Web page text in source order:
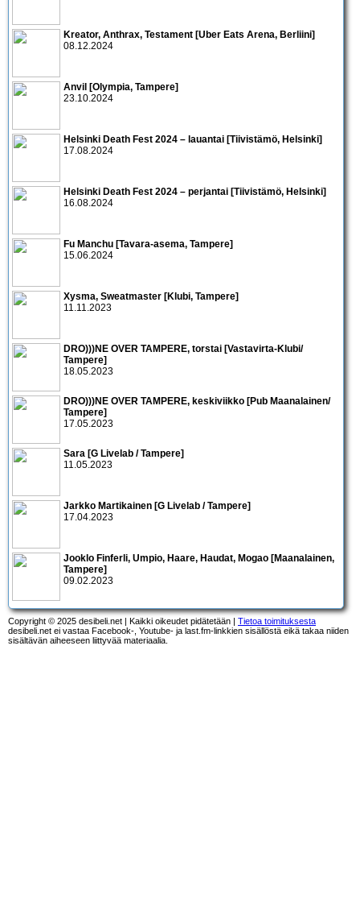
Kreator, Anthrax, Testament [Uber Eats Arena, Berliini]
08.12.2024
Anvil [Olympia, Tampere]
23.10.2024
Helsinki Death Fest 2024 – lauantai [Tiivistämö, Helsinki]
17.08.2024
Helsinki Death Fest 2024 – perjantai [Tiivistämö, Helsinki]
16.08.2024
Fu Manchu [Tavara-asema, Tampere]
15.06.2024
Xysma, Sweatmaster [Klubi, Tampere]
11.11.2023
DRO)))NE OVER TAMPERE, torstai [Vastavirta-Klubi/
Tampere]
18.05.2023
DRO)))NE OVER TAMPERE, keskiviikko [Pub Maanalainen/
Tampere]
17.05.2023
Sara [G Livelab / Tampere]
11.05.2023
Jarkko Martikainen [G Livelab / Tampere]
17.04.2023
Jooklo Finferli, Umpio, Haare, Haudat, Mogao [Maanalainen,
Tampere]
09.02.2023
Copyright © 2025 desibeli.net | Kaikki oikeudet pidätetään | Tietoa toimituksesta
desibeli.net ei vastaa Facebook-, Youtube- ja last.fm-linkkien sisällöstä eikä takaa niiden
sisältävän aiheeseen liittyvää materiaalia.